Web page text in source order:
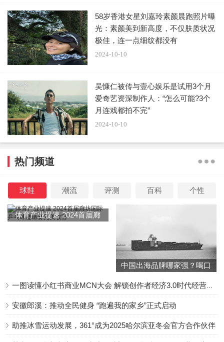
58岁香港女星刘嘉玲素颜晨跑照片曝
光：素颜美到新高度，不仅肤质状况
极佳，连一点细纹都没有
2024-10-10
吴慷仁被传与壹心娱乐是试用3个月
爱奇艺资深制作人：“怎么可能?3个
月连戏都拍不完”
2024-10-10
热门频道
球鞋 潮流 评测 百科 个性
体育产业提速 2024首届廊
中国出海品牌哪家强？喝口
安徽郎溪：推动全民健身 “跑遍我的家乡”正式启动
助推冰雪运动发展，361°成为2025哈尔滨亚冬会官方合作伙伴